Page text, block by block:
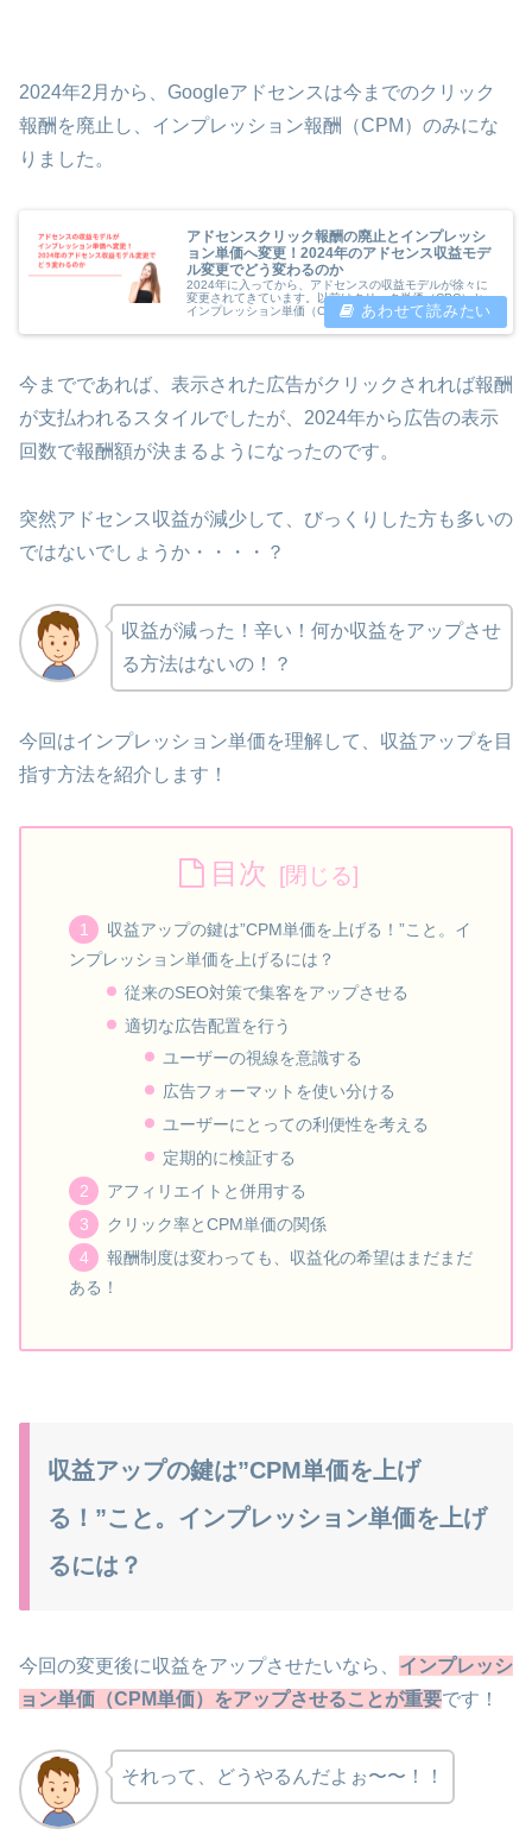
2024年2月から、Googleアドセンスは今までのクリック
報酬を廃止し、インプレッション報酬（CPM）のみにな
りました。
アドセンスクリック報酬の廃止とインプレッシ
ョン単価へ変更！2024年のアドセンス収益モデ
ル変更でどう変わるのか
2024年に入ってから、アドセンスの収益モデルが徐々に
変更されてきています。以前はクリック単価（CPC）と
インプレッション単価（CPM）の両方が収益に貢献して
いましたが、現在はCPMのみとなります。つまり、これ
からは広告がクリックされた報酬...
今までであれば、表示された広告がクリックされれば報酬
が支払われるスタイルでしたが、2024年から広告の表示
回数で報酬額が決まるようになったのです。
突然アドセンス収益が減少して、びっくりした方も多いの
ではないでしょうか・・・・？
収益が減った！辛い！何か収益をアップさせ
る方法はないの！？
今回はインプレッション単価を理解して、収益アップを目
指す方法を紹介します！
目次
収益アップの鍵は”CPM単価を上げる！”こと。イ
ンプレッション単価を上げるには？
従来のSEO対策で集客をアップさせる
適切な広告配置を行う
ユーザーの視線を意識する
広告フォーマットを使い分ける
ユーザーにとっての利便性を考える
定期的に検証する
アフィリエイトと併用する
クリック率とCPM単価の関係
報酬制度は変わっても、収益化の希望はまだまだ
ある！
収益アップの鍵は”CPM単価を上げ
る！”こと。インプレッション単価を上げ
るには？
今回の変更後に収益をアップさせたいなら、 インプレッシ
ョン単価（CPM単価）をアップさせることが重要です！
それって、どうやるんだよぉ〜〜！！